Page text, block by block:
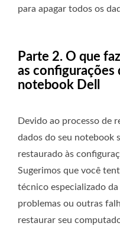
para apagar todos os
Parte 2. O que
as configurações
notebook Dell
Devido ao processo de
dados do seu notebook
restaurado às
Sugerimos que você
técnico especializado
problemas ou outras
restaurar seu